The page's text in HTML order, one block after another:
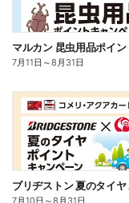
7月11日 ～8月31日
7月10日 ～8月31日